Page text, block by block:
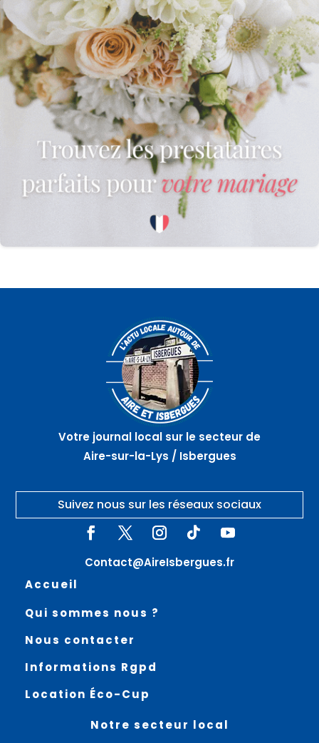
Votre journal local sur le secteur de
Aire-sur-la-Lys / Isbergues
Suivez nous sur les réseaux sociaux
Contact@AireIsbergues.fr
Accueil
Qui sommes nous ?
Nous contacter
Informations Rgpd
Location Éco-Cup
Notre secteur local